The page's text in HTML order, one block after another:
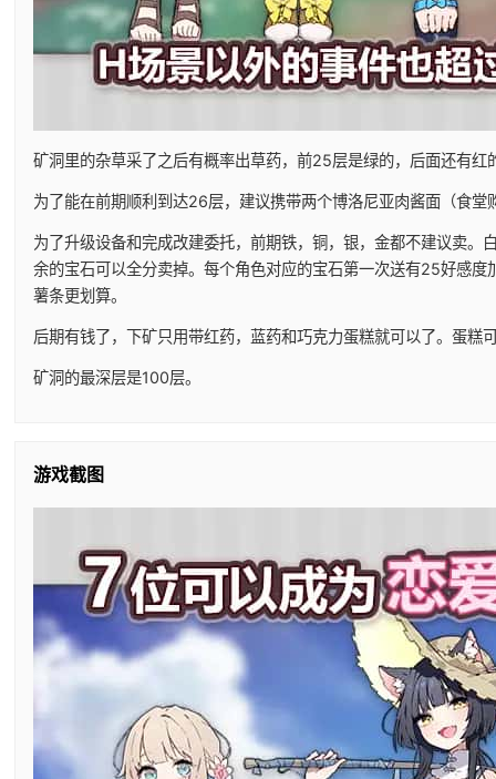
矿洞里的杂草采了之后有概率出草药，前25层是绿的，后面还有红
为了能在前期顺利到达26层，建议携带两个博洛尼亚肉酱面（食
为了升级设备和完成改建委托，前期铁，铜，银，金都不建议卖
余的宝石可以全分卖掉。每个角色对应的宝石第一次送有25好感
薯条更划算。
后期有钱了，下矿只用带红药，蓝药和巧克力蛋糕就可以了。蛋糕
矿洞的最深层是100层。
游戏截图